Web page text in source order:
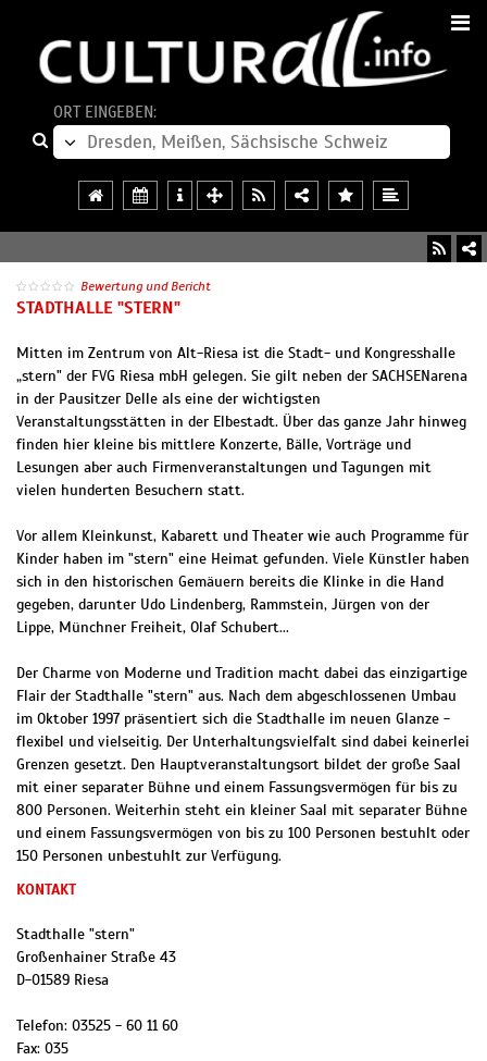
ORT EINGEBEN:
Bewertung und Bericht
STADTHALLE "STERN"
Mitten im Zentrum von Alt-Riesa ist die Stadt- und Kongresshalle
„stern" der FVG Riesa mbH gelegen. Sie gilt neben der SACHSENarena
in der Pausitzer Delle als eine der wichtigsten
Veranstaltungsstätten in der Elbestadt. Über das ganze Jahr hinweg
finden hier kleine bis mittlere Konzerte, Bälle, Vorträge und
Lesungen aber auch Firmenveranstaltungen und Tagungen mit
vielen hunderten Besuchern statt.
Vor allem Kleinkunst, Kabarett und Theater wie auch Programme für
Kinder haben im "stern" eine Heimat gefunden. Viele Künstler haben
sich in den historischen Gemäuern bereits die Klinke in die Hand
gegeben, darunter Udo Lindenberg, Rammstein, Jürgen von der
Lippe, Münchner Freiheit, Olaf Schubert...
Der Charme von Moderne und Tradition macht dabei das einzigartige
Flair der Stadthalle "stern" aus. Nach dem abgeschlossenen Umbau
im Oktober 1997 präsentiert sich die Stadthalle im neuen Glanze -
flexibel und vielseitig. Der Unterhaltungsvielfalt sind dabei keinerlei
Grenzen gesetzt. Den Hauptveranstaltungsort bildet der große Saal
mit einer separater Bühne und einem Fassungsvermögen für bis zu
800 Personen. Weiterhin steht ein kleiner Saal mit separater Bühne
und einem Fassungsvermögen von bis zu 100 Personen bestuhlt oder
150 Personen unbestuhlt zur Verfügung.
KONTAKT
Stadthalle "stern"
Großenhainer Straße 43
D-01589 Riesa
Telefon: 03525 - 60 11 60
Fax: 035